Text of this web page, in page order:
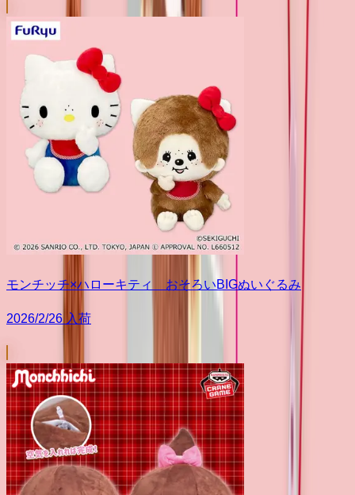
モンチッチ×ハローキティ おそろいBIGぬいぐるみ
2026/2/26 入荷